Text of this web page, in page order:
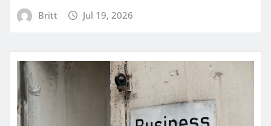
Britt Jul 19, 2026